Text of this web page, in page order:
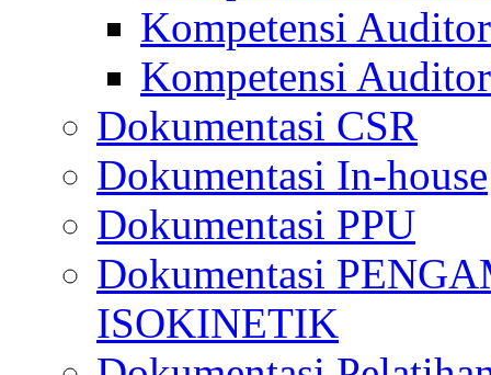
Kompetensi
Kompetensi
Dokumentasi CSR
Dokumentasi In-house
Dokumentasi PPU
Dokumentasi
ISOKINETIK